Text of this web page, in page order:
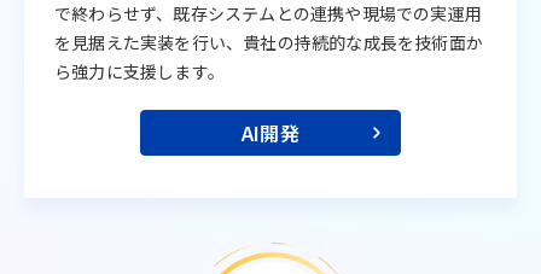
で終わらせず、既存システムとの連携や現場での実運用
を見据えた実装を行い、貴社の持続的な成長を技術面か
ら強力に支援します。
AI開発